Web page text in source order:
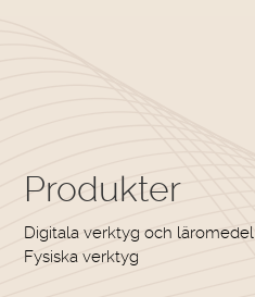
Produkter
Digitala verktyg och läromedel
Fysiska verktyg